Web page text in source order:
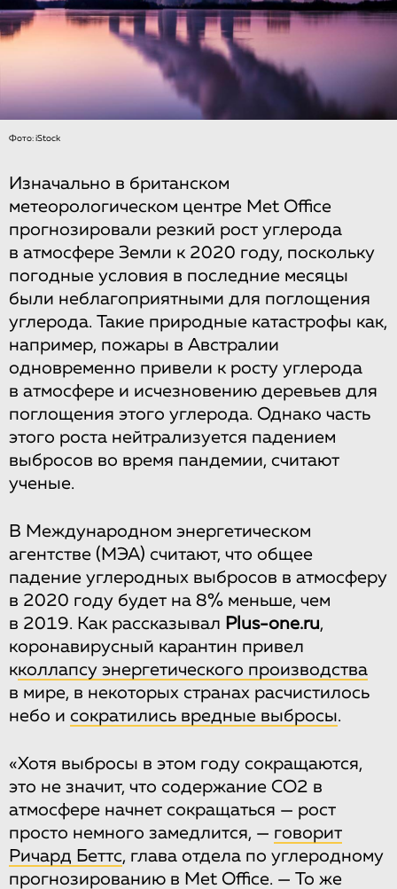
Фото: iStock
Изначально в британском
метеорологическом центре Met Office
прогнозировали резкий рост углерода
в атмосфере Земли к 2020 году, поскольку
погодные условия в последние месяцы
были неблагоприятными для поглощения
углерода. Такие природные катастрофы как,
например, пожары в Австралии
одновременно привели к росту углерода
в атмосфере и исчезновению деревьев для
поглощения этого углерода. Однако часть
этого роста нейтрализуется падением
выбросов во время пандемии, считают
ученые.
В Международном энергетическом
агентстве (МЭА) считают, что общее
падение углеродных выбросов в атмосферу
в 2020 году будет на 8% меньше, чем
в 2019. Как рассказывал Plus-one.ru,
коронавирусный карантин привел
кколлапсу энергетического производства
в мире, в некоторых странах расчистилось
небо и сократились вредные выбросы.
«Хотя выбросы в этом году сокращаются,
это не значит, что содержание CO2 в
атмосфере начнет сокращаться — рост
просто немного замедлится, — говорит
Ричард Беттс, глава отдела по углеродному
прогнозированию в Met Office. — То же